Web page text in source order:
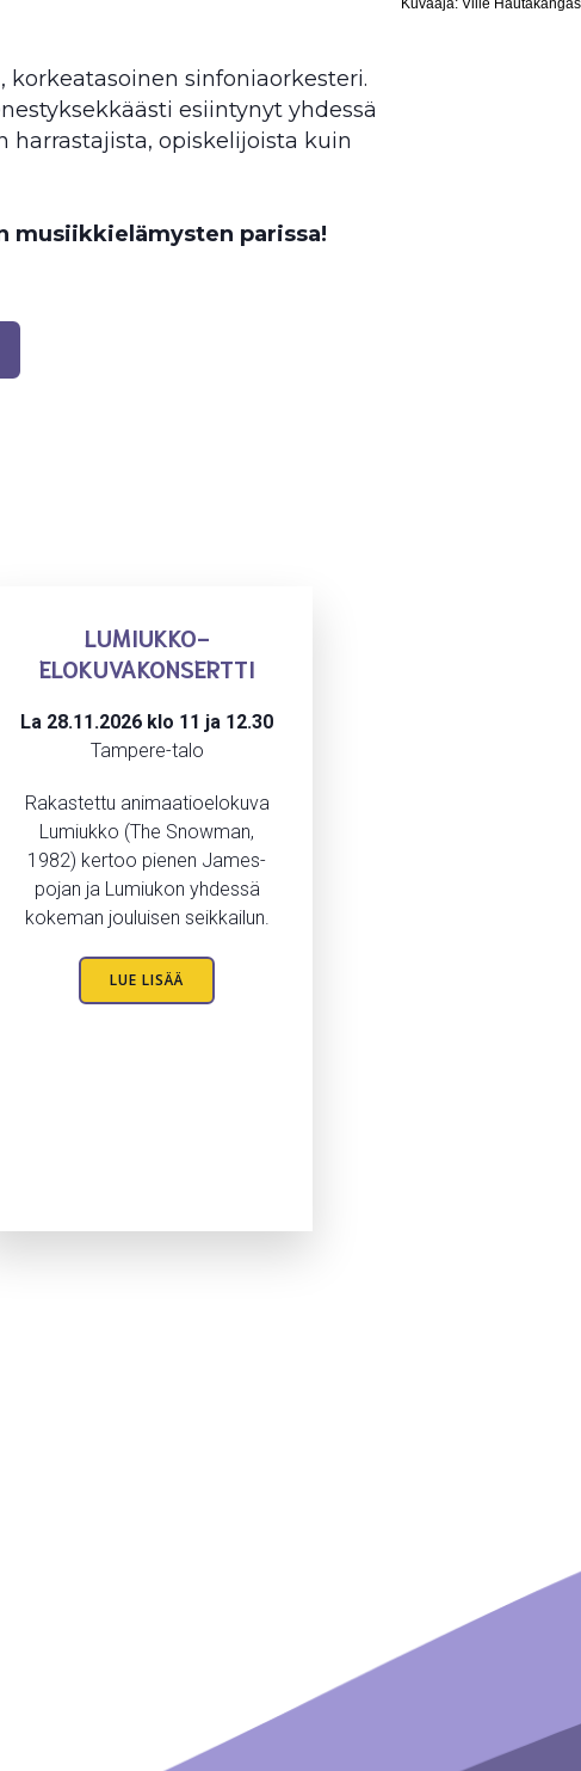
Kuvaaja: Ville Hautakangas
korkeatasoinen sinfoniaorkesteri.
esiintynyt yhdessä
harrastajista, opiskelijoista kuin
musiikkielämysten parissa!
LUMIUKKO-
ELOKUVAKONSERTTI
La 28.11.2026 klo 11 ja 12.30
Tampere-talo
Rakastettu animaatioelokuva
Lumiukko (The Snowman,
1982) kertoo pienen James-
pojan ja Lumiukon yhdessä
kokeman jouluisen seikkailun.
LUE LISÄÄ